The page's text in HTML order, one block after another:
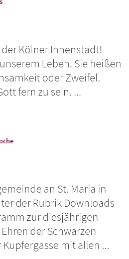
Kölner Innenstadt!
Leben. Sie heißen
oder Zweifel.
fern zu sein. ...
:
an St. Maria in
der Rubrik Downloads
zur diesjährigen
der Schwarzen
mit allen ...